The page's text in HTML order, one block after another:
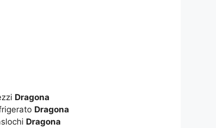
Dragona
Dragona
Dragona